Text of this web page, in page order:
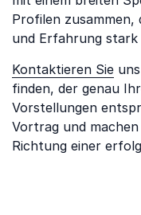
Profilen zusammen,
und Erfahrung stark
Kontaktieren Sie
finden, der genau
Vorstellungen
Vortrag und
Richtung einer